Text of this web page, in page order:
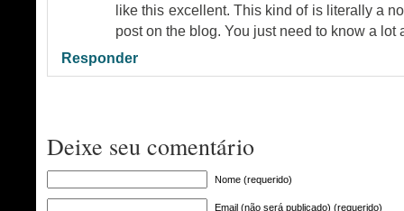
like this excellent. This kind of is literally a
post on the blog. You just need to know a lot
Responder
Deixe seu comentário
Nome (requerido)
Email (não será publicado) (requerido)